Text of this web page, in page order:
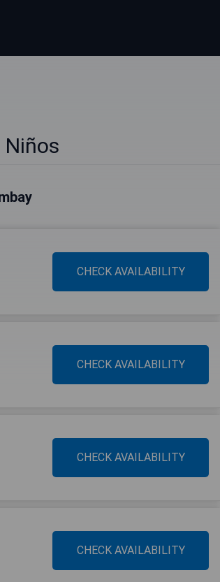
Niños
CHECK AVAILABILITY
CHECK AVAILABILITY
CHECK AVAILABILITY
CHECK AVAILABILITY